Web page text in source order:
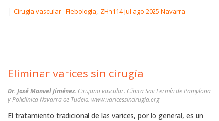
| Cirugía vascular - Flebología, ZHn114 jul-ago 2025 Navarra
Eliminar varices sin cirugía
Dr. José Manuel Jiménez. Cirujano vascular. Clínica San Fermín de Pamplona
y Policlínica Navarra de Tudela. www.varicessincirugia.org
El tratamiento tradicional de las varices, por lo general, es un